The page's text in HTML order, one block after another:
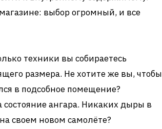
выбор огромный, и все
техники вы собираетесь
размера. Не хотите же вы, чтобы
в подсобное помещение?
ангара. Никаких дыры в
своем новом самолёте?